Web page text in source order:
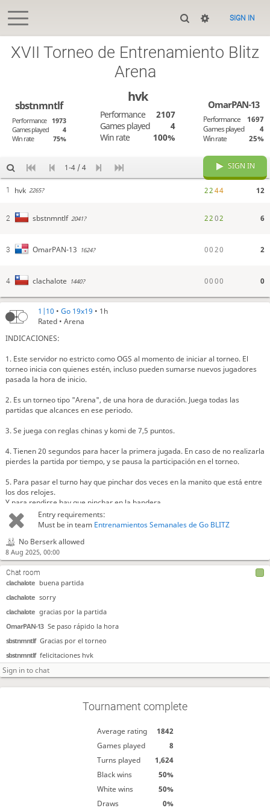
SIGN IN
1|10 •Go 19x19 • 1h
Rated • Arena
INDICACIONES:
1. Este servidor no estricto como OGS al momento de iniciar al torneo. El
torneo inicia con quienes estén, incluso pueden sumarse nuevos jugadores
pasada la hora de inicio.
2. Es un torneo tipo "Arena", de una hora de duración. Juega todas las
partidas que alcances en ese periodo.
3. Se juega con reglas chinas y komi de 7,5 puntos.
4. Tienen 20 segundos para hacer la primera jugada. En caso de no realizarla
pierdes la partida por tiempo, y se pausa la participación en el torneo.
5. Para pasar el turno hay que pinchar dos veces en la manito que está entre
los dos relojes.
Y para rendirse hay que pinchar en la bandera.
6. Cuando se realiza el conteo de territorios hay que marcar todas las
7. Una vez finalizada la partida hay que pinchar en "regresar al torneo" y
esperar para que se haga un nuevo emparejamiento.
8. Se puede pausar la participación en el torneo, y luego reanudarla.
Entry requirements:
Must be in team Entrenamientos Semanales de Go BLITZ
No Berserk allowed
8 Aug 2025, 00:00
Chat room
clachalote buena partida
OmarPAN-13
Ese ritmo está horrible jajaja
sbstnmntlf
es dificil, por eso hay que entrenarlo
OmarPAN-13 Sii
clachalote buena partida
clachalote buena partida
clachalote buena partida
clachalote sorry
clachalote gracias por la partida
OmarPAN-13 Se paso rápido la hora
sbstnmntlf Gracias por el torneo
sbstnmntlf felicitaciones hvk
Tournament complete
Average rating
1842
Games played
8
Turns played
1,624
Black wins
50%
White wins
50%
Draws
0%
XVII Torneo de Entrenamiento Blitz
Arena
sbstnmntlf
Performance
1973
Games played
4
Win rate
75%
hvk
Performance
2107
Games played
4
Win rate
100%
OmarPAN-13
Performance
1697
Games played
4
Win rate
25%
1-4 / 4 SIGN IN
1 hvk 2265? 2244 12
2 sbstnmntlf 2041? 2202 6
3 OmarPAN-13 1624? 0020 2
4 clachalote 1440? 0000 0